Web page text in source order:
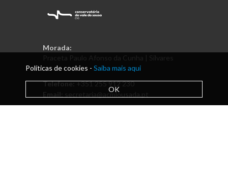
Morada:
Praceta Paulo Afonso da Cunha | Silvares
Telefone:+351 255 912 230
Email:
secretaria@acmlousada.pt
Políticas de cookies - Saiba mais aqui
OK